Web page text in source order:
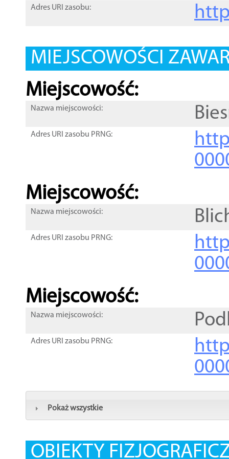
Adres URI zasobu:
MIEJSCOWOŚCI
Miejscowość:
Nazwa miejscowości:
Adres URI zasobu PRNG:
Miejscowość:
Nazwa miejscowości:
Adres URI zasobu PRNG:
Miejscowość:
Nazwa miejscowości:
Adres URI zasobu PRNG:
Pokaż wszystkie
OBIEKTY